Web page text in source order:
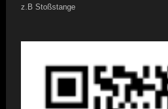
z.B Stoßstange